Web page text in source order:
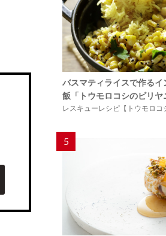
バスマティライスで作る
飯「トウモロコシのビリヤ
レスキューレシピ【トウモロコ
5